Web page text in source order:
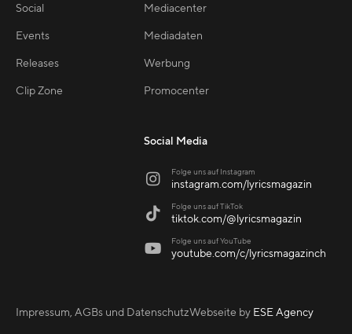
Social
Events
Releases
Clip Zone
Mediacenter
Mediadaten
Werbung
Promocenter
Social Media
 Folge uns auf Instagram
instagram.com/lyricsmagazin
 Folge uns auf TikTok
tiktok.com/@lyricsmagazin
 Folge uns auf YouTube
youtube.com/c/lyricsmagazinch
Impressum, AGBs und DatenschutzWebseite by ESE Agency